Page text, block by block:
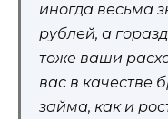
иногда весьма
рублей, а
тоже ваши
вас в качестве
займа, как и